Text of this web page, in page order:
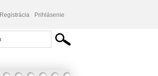
Registrácia Prihlásenie